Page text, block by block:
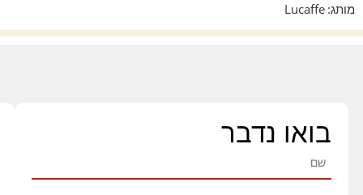
מותג: Lucaffe
בואו נדבר